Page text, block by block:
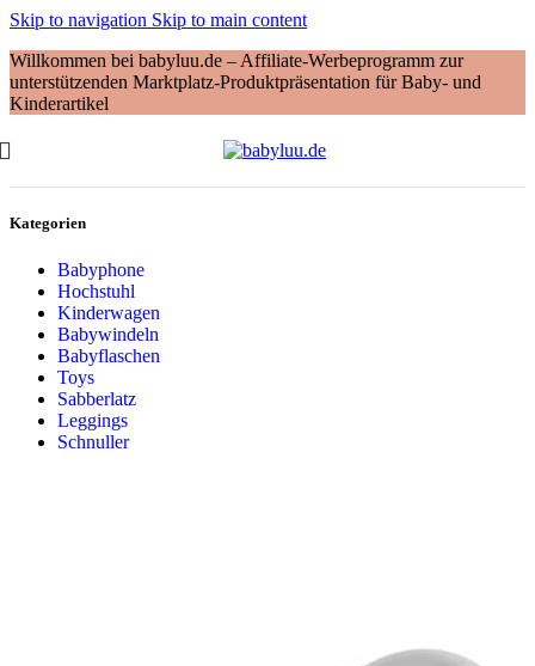
Skip to navigation Skip to main content
Willkommen bei babyluu.de – Affiliate-Werbeprogramm zur
unterstützenden Marktplatz-Produktpräsentation für Baby- und
Kinderartikel
Kategorien
Babyphone
Hochstuhl
Kinderwagen
Babywindeln
Babyflaschen
Toys
Sabberlatz
Leggings
Schnuller